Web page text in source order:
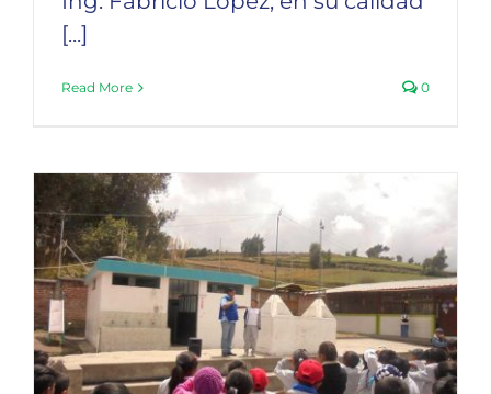
Seguridad
[...]
Read More 0